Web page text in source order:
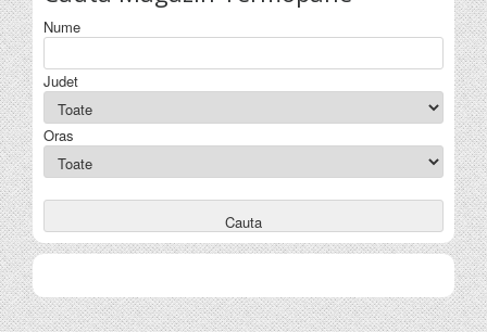
Nume
Judet
Oras